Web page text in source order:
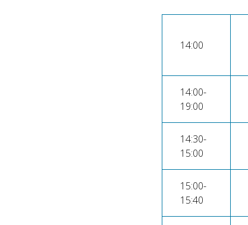
14:00
14:00-
19:00
14:30-
15:00
15:00-
15:40